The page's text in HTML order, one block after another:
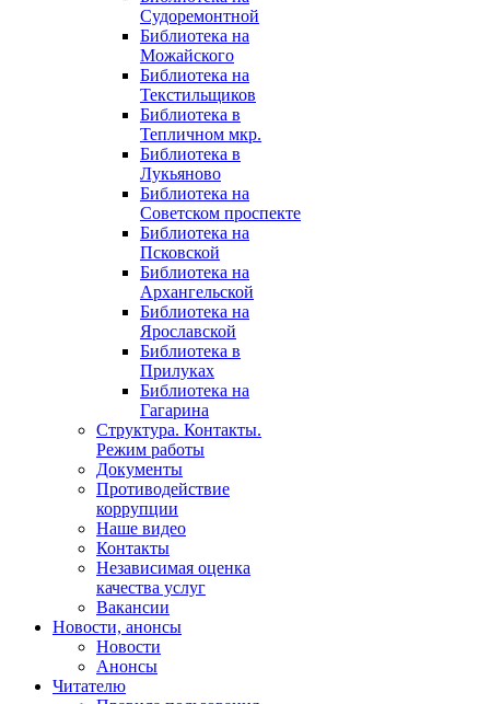
Судоремонтной
Библиотека на
Можайского
Библиотека на
Текстильщиков
Библиотека в
Тепличном мкр.
Библиотека в
Лукьяново
Библиотека на
Советском проспекте
Библиотека на
Псковской
Библиотека на
Архангельской
Библиотека на
Ярославской
Библиотека в
Прилуках
Библиотека на
Гагарина
Структура. Контакты.
Режим работы
Документы
Противодействие
коррупции
Наше видео
Контакты
Независимая оценка
качества услуг
Вакансии
Новости, анонсы
Новости
Анонсы
Читателю